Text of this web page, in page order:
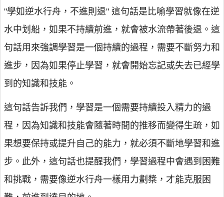
"學如逆水行舟，不進則退" 這句話是比喻學習就像在逆
水中划船，如果不持續前進，就會被水流帶著後退。這
句話用來強調學習是一個持續的過程，需要不斷努力和
進步，因為如果停止學習，就會開始忘記或失去已經學
到的知識和技能。
這句話告訴我們，學習是一個需要持續投入精力的過
程，因為知識和技能會隨著時間的推移而變得生疏，如
果想要保持或提升自己的能力，就必須不斷地學習和進
步。此外，這句話也提醒我們，學習過程中會遇到困難
和挑戰，需要像逆水行舟一樣用力劃槳，才能克服困